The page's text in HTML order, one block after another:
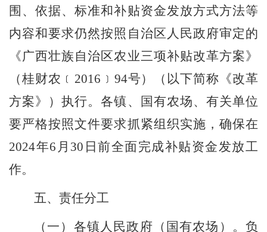
围、依据、标准和补贴资金发放方式方法等
内容和要求仍然按照自治区人民政府审定的
《广西壮族自治区农业三项补贴改革方案》
（桂财农﹝ 2016 ﹞ 94号）（以下简称《改革
方案》）执行。各镇、国有农场、有关单位
要严格按照文件要求抓紧组织实施，确保在
2024年6 月 30 日前全面完成补贴资金发放工
作。
五、责任分工
（一）各镇人民政府（国有农场）。 负